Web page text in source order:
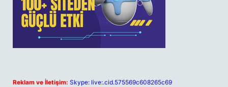
Reklam ve İletişim: Skype: live:.cid.575569c608265c69